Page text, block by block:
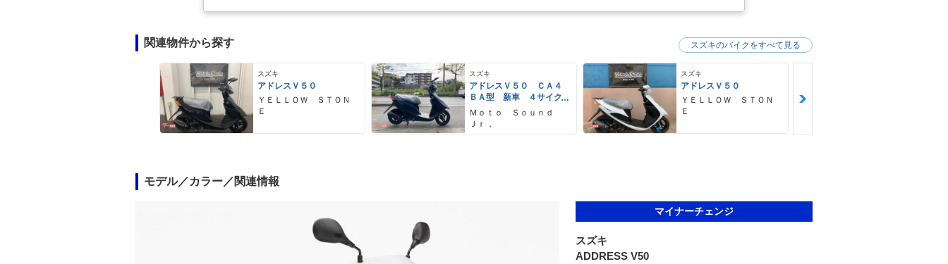
関連物件から探す
スズキ
アドレスＶ５０
ＹＥＬＬＯＷ ＳＴＯＮ
Ｅ
スズキ
アドレスＶ５０ ＣＡ４
ＢＡ型 新車 ４サイク
ル インジェクション
Ｍｏｔｏ Ｓｏｕｎｄ
Ｊｒ，
スズキ
アドレスＶ５０
ＹＥＬＬＯＷ ＳＴＯＮ
Ｅ
スズキのバイクをすべて見る
モデル／カラー／関連情報
マイナーチェンジ
スズキ
ADDRESS V50